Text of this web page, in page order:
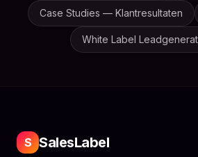
Case Studies — Klantresultaten
White Label
S SalesLabel